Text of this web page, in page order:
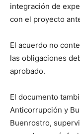
integración de
con el proyecto
El acuerdo no
las obligaciones
aprobado.
El documento
Anticorrupción y
Buenrostro,